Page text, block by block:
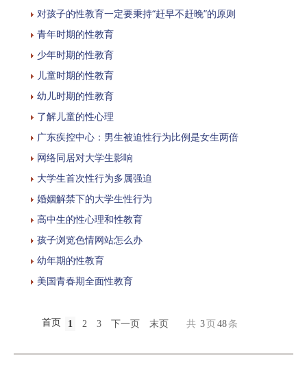
对孩子的性教育一定要秉持“赶早不赶晚”的原则
青年时期的性教育
少年时期的性教育
儿童时期的性教育
幼儿时期的性教育
了解儿童的性心理
广东疾控中心：男生被迫性行为比例是女生两倍
网络同居对大学生影响
大学生首次性行为多属强迫
婚姻解禁下的大学生性行为
高中生的性心理和性教育
孩子浏览色情网站怎么办
幼年期的性教育
美国青春期全面性教育
首页 1 2 3 下一页 末页 共 3 页 48 条